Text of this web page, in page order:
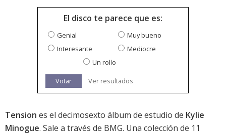
El disco te parece que es:
Genial
Muy bueno
Interesante
Mediocre
Un rollo
Votar Ver resultados
Tension es el decimosexto álbum de estudio de Kylie
Minogue. Sale a través de BMG. Una colección de 11